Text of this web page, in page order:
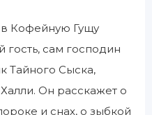
Кофейную Гущу
сам господин
Тайного Сыска,
Он расскажет о
и снах, о зыбкой